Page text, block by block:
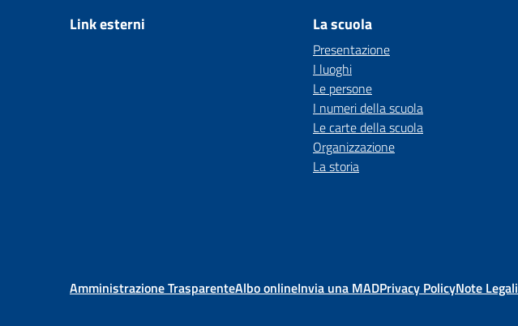
Link esterni La scuola
Presentazione
I luoghi
Le persone
I numeri della scuola
Le carte della scuola
Organizzazione
La storia
Amministrazione TrasparenteAlbo onlineInvia una MADPrivacy PolicyNote Legali